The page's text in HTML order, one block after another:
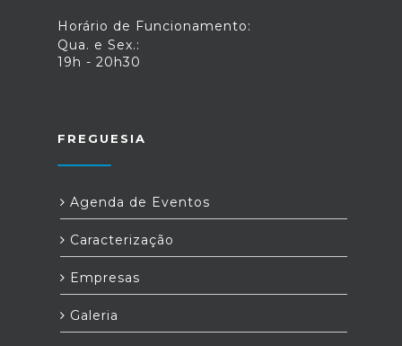
Horário de Funcionamento:
Qua. e Sex.:
19h - 20h30
FREGUESIA
Agenda de Eventos
Caracterização
Empresas
Galeria